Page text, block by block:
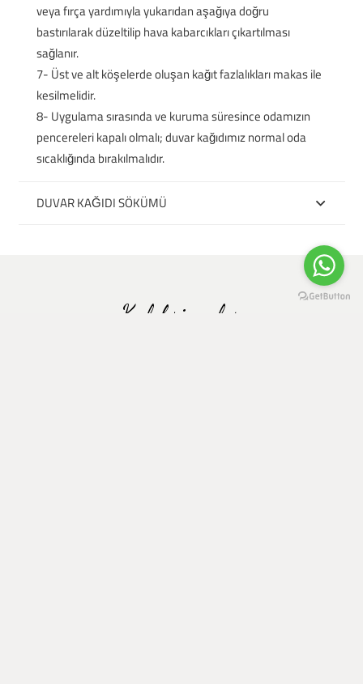
veya fırça yardımıyla yukarıdan aşağıya doğru
bastırılarak düzeltilip hava kabarcıkları çıkartılması
sağlanır.
7- Üst ve alt köşelerde oluşan kağıt fazlalıkları makas ile
kesilmelidir.
8- Uygulama sırasında ve kuruma süresince odamızın
pencereleri kapalı olmalı; duvar kağıdımız normal oda
sıcaklığında bırakılmalıdır.
DUVAR KAĞIDI SÖKÜMÜ
Koleksiyonlar